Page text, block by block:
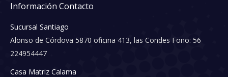
Información Contacto
Sucursal Santiago
Alonso de Córdova 5870 oficina 413, las Condes Fono: 56
224954447
Casa Matriz Calama